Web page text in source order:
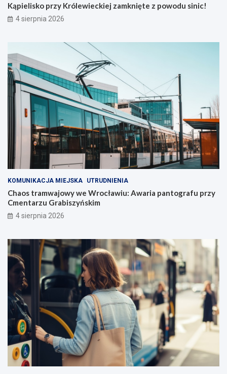
Kąpielisko przy Królewieckiej zamknięte z powodu sinic!
4 sierpnia 2026
KOMUNIKACJA MIEJSKA UTRUDNIENIA
Chaos tramwajowy we Wrocławiu: Awaria pantografu przy
Cmentarzu Grabiszyńskim
4 sierpnia 2026